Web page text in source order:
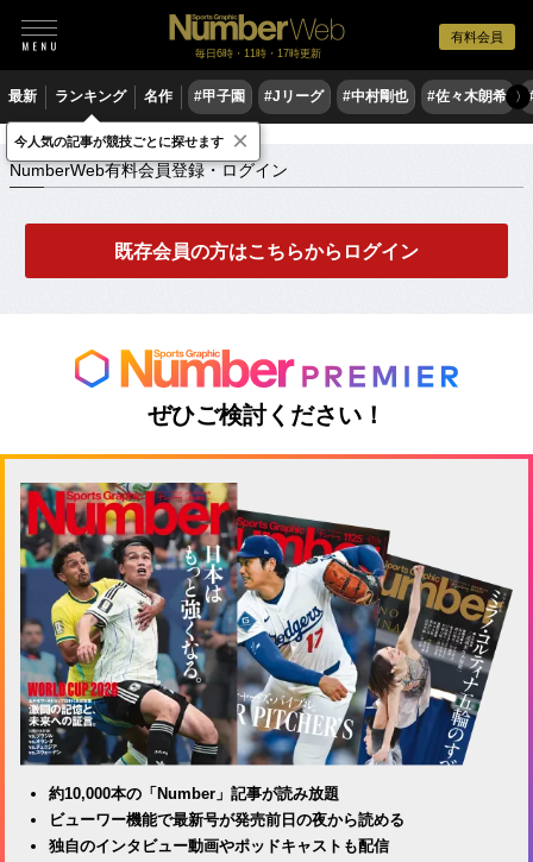
有料会員
毎日6時・11時・17時更新
最新 ランキング 名作 #甲子園 #Jリーグ #中村剛也 #佐々木朗希 〉
NumberWeb有料会員登録・ログイン
NumberWeb有料会員登録・ログイン
既存会員の方はこちらからログイン
ぜひご検討ください！
約10,000本の「Number」記事が読み放題
ビューワー機能で最新号が発売前日の夜から読める
独自のインタビュー動画やポッドキャストも配信
今人気の記事が競技ごとに探せます ×